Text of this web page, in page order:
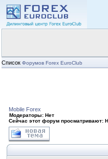
Список Форумов Forex EuroClub
Mobile Forex
Модераторы: Нет
Сейчас этот форум просматривают: